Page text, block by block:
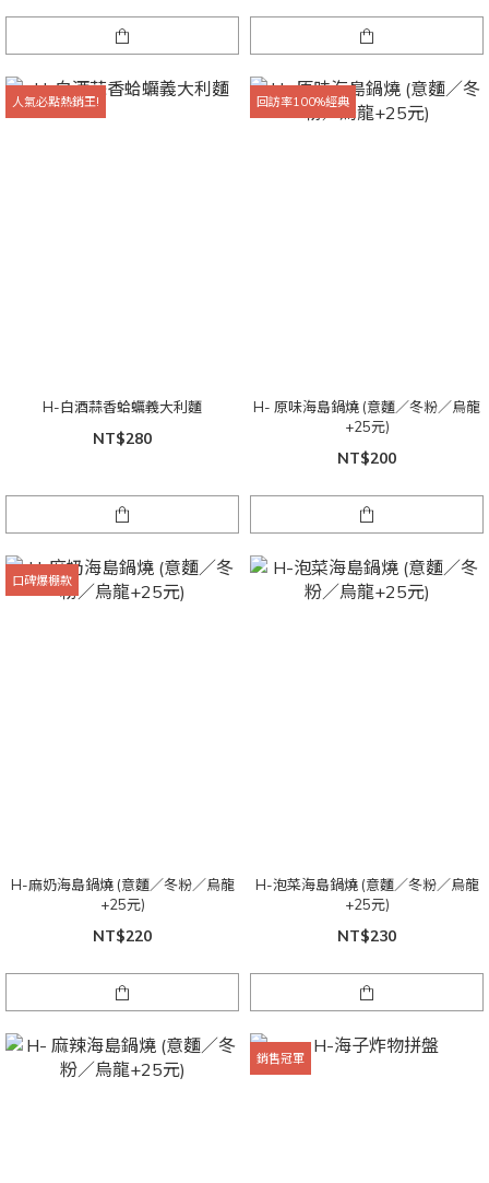
人氣必點熱銷王!
H-白酒蒜香蛤蠣義大利麵
NT$280
回訪率100%經典
H- 原味海島鍋燒 (意麵／冬粉／烏龍
+25元)
NT$200
口碑爆棚款
H-麻奶海島鍋燒 (意麵／冬粉／烏龍
+25元)
NT$220
H-泡菜海島鍋燒 (意麵／冬粉／烏龍
+25元)
NT$230
銷售冠軍